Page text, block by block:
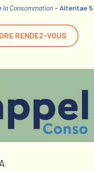
la Consommation - Alteritae 5
RENDEZ-VOUS